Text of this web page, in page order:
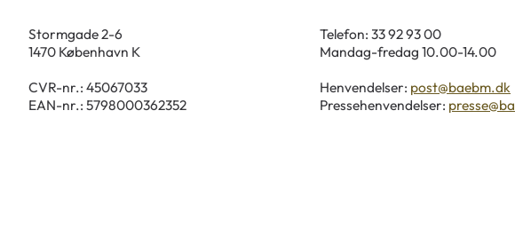
Stormgade 2-6
1470 København K
CVR-nr.: 45067033
EAN-nr.: 5798000362352
Telefon: 33 92 93 00
Mandag-fredag 10.00-14.00
Henvendelser: post@baebm.dk
Pressehenvendelser: